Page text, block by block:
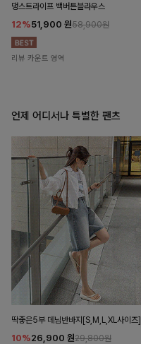
댕스트라이프 백버튼블라우스
12%51,900 원58,900원
리뷰 카운트 영역
언제 어디서나 특별한 팬츠
딱좋은5부 데님반바지[S,M,L,XL사이즈]
10%26,900 원29,800원